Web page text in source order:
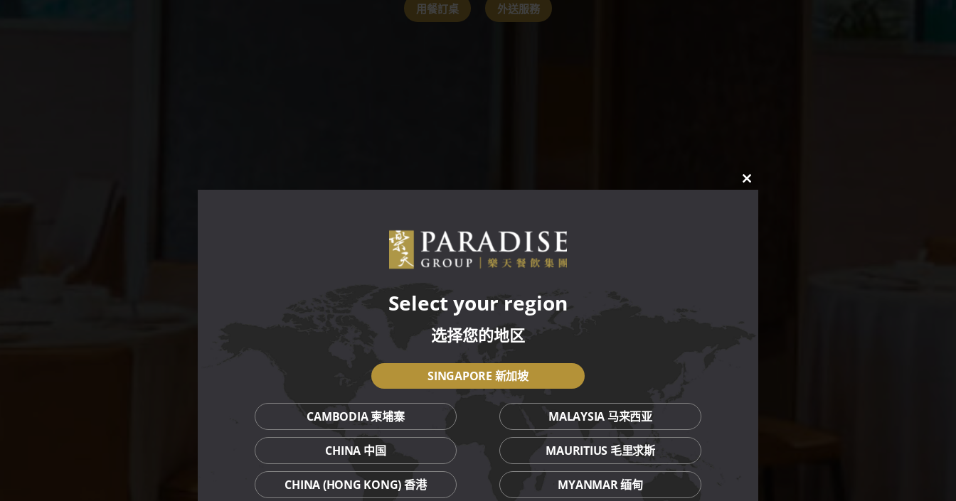
用餐訂桌 外送服務
CLOSE
Select your region
选择您的地区
SINGAPORE 新加坡
CAMBODIA 柬埔寨
CHINA 中国
CHINA (HONG KONG) 香港
MALAYSIA 马来西亚
MAURITIUS 毛里求斯
MYANMAR 缅甸